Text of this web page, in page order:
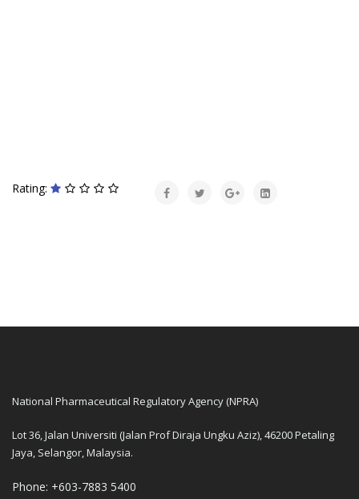
Rating:
National Pharmaceutical Regulatory Agency (NPRA)
Lot 36, Jalan Universiti (Jalan Prof Diraja Ungku Aziz), 46200 Petaling
Jaya, Selangor, Malaysia.
Phone: +603-7883 5400